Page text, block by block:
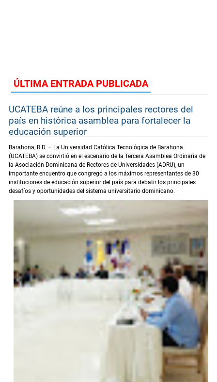
ÚLTIMA ENTRADA PUBLICADA
UCATEBA reúne a los principales rectores del
país en histórica asamblea para fortalecer la
educación superior
Barahona, R.D. – La Universidad Católica Tecnológica de Barahona
(UCATEBA) se convirtió en el escenario de la Tercera Asamblea Ordinaria de
la Asociación Dominicana de Rectores de Universidades (ADRU), un
importante encuentro que congregó a los máximos representantes de 30
instituciones de educación superior del país para debatir los principales
desafíos y oportunidades del sistema universitario dominicano.